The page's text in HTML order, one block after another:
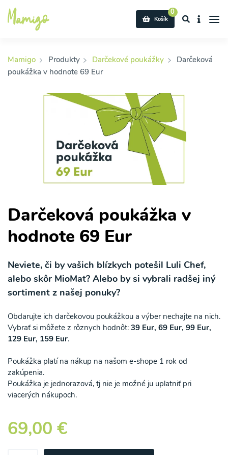
0
Košík
Mamigo Produkty Darčekové poukážky
Darčeková
poukážka v hodnote 69 Eur
Darčeková poukážka v
hodnote 69 Eur
Neviete, či by vašich blízkych potešil Luli Chef,
alebo skôr MioMat? Alebo by si vybrali radšej iný
sortiment z našej ponuky?
Obdarujte ich darčekovou poukážkou a výber nechajte na nich.
Vybrať si môžete z rôznych hodnôt: 39 Eur, 69 Eur, 99 Eur,
129 Eur, 159 Eur.
Poukážka platí na nákup na našom e-shope 1 rok od
zakúpenia.
Poukážka je jednorazová, tj nie je možné ju uplatniť pri
viacerých nákupoch.
69,00 €